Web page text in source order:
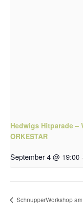
Hedwigs Hitparade –
ORKESTAR
September 4 @ 19:00-
SchnupperWorkshop am